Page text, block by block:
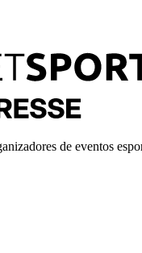
de eventos